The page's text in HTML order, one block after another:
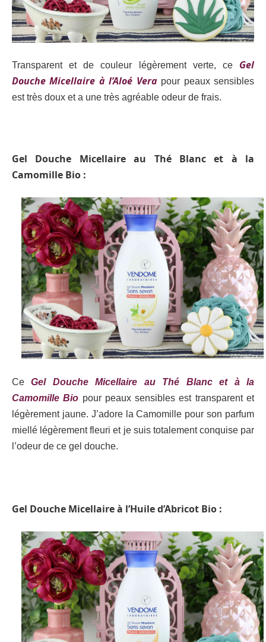
Transparent et de couleur légèrement verte, ce Gel
Douche Micellaire à l’Aloé Verapour peaux sensibles
est très doux et a une très agréable odeur de frais.
Gel Douche Micellaire au Thé Blanc et à la
Camomille Bio :
CeGel Douche Micellaire au Thé Blanc et à la
Camomille Bio pour peaux sensibles est transparent et
légèrement jaune. J’adore la Camomille pour son parfum
miellé légèrement fleuri et je suis totalement conquise par
l’odeur de ce gel douche.
Gel Douche Micellaire à l’Huile d’Abricot Bio :